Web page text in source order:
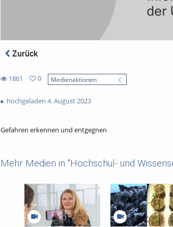
Zurück
1861
views
0
favorites
Medienaktionen
hochgeladen 4. August 2023
Gefahren erkennen und entgegnen
Mehr Medien in "Hochschul- und